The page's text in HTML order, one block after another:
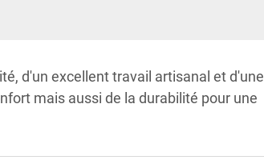
d'un excellent travail artisanal et d'une
mais aussi de la durabilité pour une